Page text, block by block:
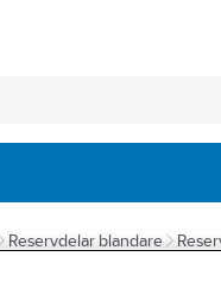
Reservdelar blandare